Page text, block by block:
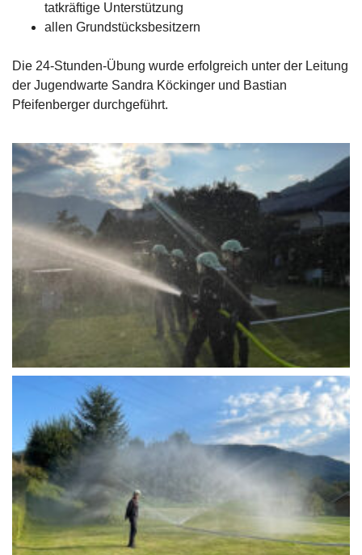
tatkräftige Unterstützung
allen Grundstücksbesitzern
Die 24-Stunden-Übung wurde erfolgreich unter der Leitung
der Jugendwarte Sandra Köckinger und Bastian
Pfeifenberger durchgeführt.